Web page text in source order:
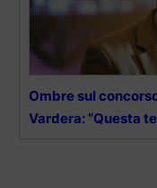
Ombre sul
Vardera: “Questa